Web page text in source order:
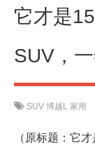
它才是
SUV，
SUV 博越L 家用
（原标题：它